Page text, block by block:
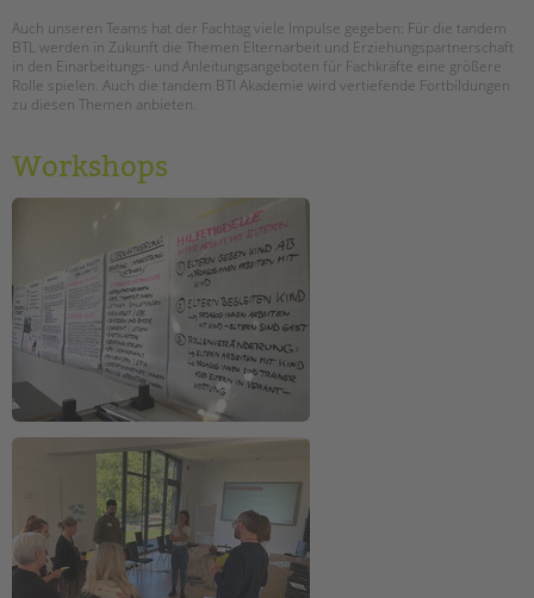
Auch unseren Teams hat der Fachtag viele Impulse gegeben: Für die tandem
BTL werden in Zukunft die Themen Elternarbeit und Erziehungspartnerschaft
in den Einarbeitungs- und Anleitungsangeboten für Fachkräfte eine größere
Rolle spielen. Auch die tandem BTl Akademie wird vertiefende Fortbildungen
zu diesen Themen anbieten.
Workshops